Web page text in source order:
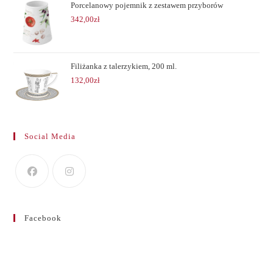
Porcelanowy pojemnik z zestawem przyborów
342,00zł
Filiżanka z talerzykiem, 200 ml.
132,00zł
Social Media
Facebook